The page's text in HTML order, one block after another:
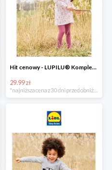
Hit cenowy - LUPILU® Komplet dziewczęcy (sukienka + legginsy)
29.99 zł
*najniższa cena z 30 dni przed obniżką